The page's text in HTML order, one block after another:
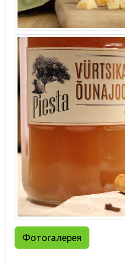
Фотогалерея